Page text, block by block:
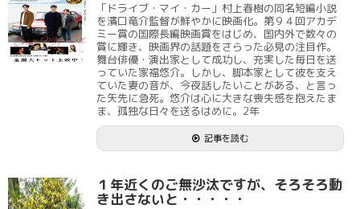
「ドライブ・マイ・カー」村上春樹の同名短編小説
を濱口竜介監督が鮮やかに映画化。第９４回アカデ
ミー賞の国際長編映画賞をはじめ、国内外で数々の
賞に輝き、映画界の話題をさらった必見の注目作。
舞台俳優・演出家として成功し、充実した毎日を送
っていた家福悠介。しかし、脚本家として彼を支え
ていた妻の音が、今夜話したいことがある、と言っ
た矢先に急死。悠介は心に大きな喪失感を抱えたま
ま、孤独な日々を送るはめに。2年
記事を読む
１年近くのご無沙汰ですが、そろそろ動
き出さないと・・・・・